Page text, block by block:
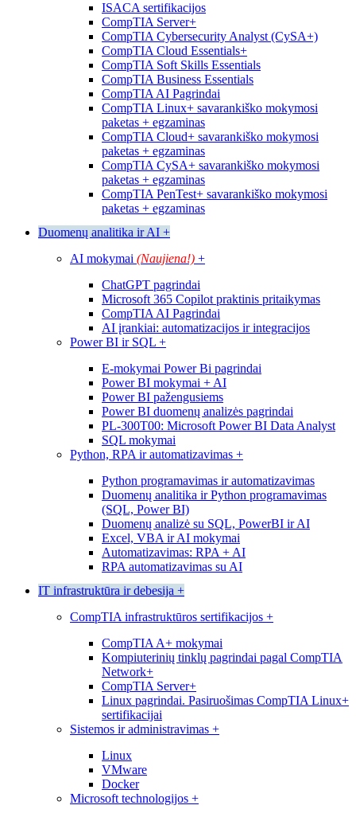
ISACA sertifikacijos
CompTIA Server+
CompTIA Cybersecurity Analyst (CySA+)
CompTIA Cloud Essentials+
CompTIA Soft Skills Essentials
CompTIA Business Essentials
CompTIA AI Pagrindai
CompTIA Linux+ savarankiško mokymosi
paketas + egzaminas
CompTIA Cloud+ savarankiško mokymosi
paketas + egzaminas
CompTIA CySA+ savarankiško mokymosi
paketas + egzaminas
CompTIA PenTest+ savarankiško mokymosi
paketas + egzaminas
Duomenų analitika ir AI +
AI mokymai (Naujiena!) +
ChatGPT pagrindai
Microsoft 365 Copilot praktinis pritaikymas
CompTIA AI Pagrindai
AI įrankiai: automatizacijos ir integracijos
Power BI ir SQL +
E-mokymai Power Bi pagrindai
Power BI mokymai + AI
Power BI pažengusiems
Power BI duomenų analizės pagrindai
PL-300T00: Microsoft Power BI Data Analyst
SQL mokymai
Python, RPA ir automatizavimas +
Python programavimas ir automatizavimas
Duomenų analitika ir Python programavimas
(SQL, Power BI)
Duomenų analizė su SQL, PowerBI ir AI
Excel, VBA ir AI mokymai
Automatizavimas: RPA + AI
RPA automatizavimas su AI
IT infrastruktūra ir debesija +
CompTIA infrastruktūros sertifikacijos +
CompTIA A+ mokymai
Kompiuterinių tinklų pagrindai pagal CompTIA
Network+
CompTIA Server+
Linux pagrindai. Pasiruošimas CompTIA Linux+
sertifikacijai
Sistemos ir administravimas +
Linux
VMware
Docker
Microsoft technologijos +